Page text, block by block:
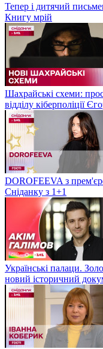
Тепер і дитячий
Книгу мрій
Шахрайські схеми:
відділу кіберполіції
DOROFEEVA з
Сніданку з 1+1
Українські палаци.
новий історичний